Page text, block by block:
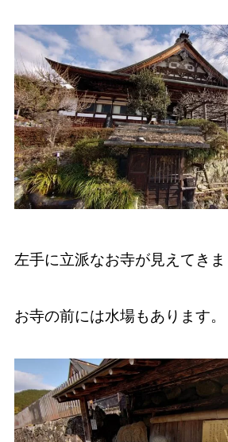
左手に立派なお寺が見えてきま
お寺の前には水場もあります。